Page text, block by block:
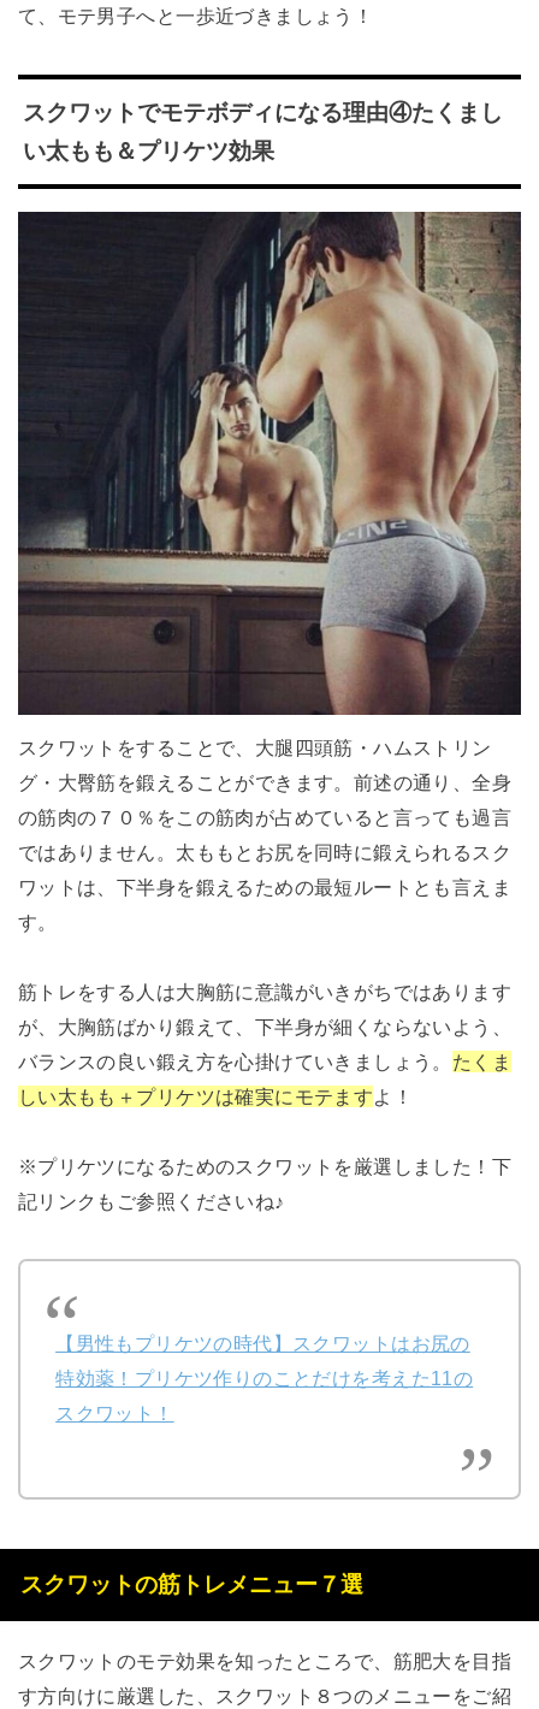
て、モテ男子へと一歩近づきましょう！
スクワットでモテボディになる理由④たくまし
い太もも＆プリケツ効果
スクワットをすることで、大腿四頭筋・ハムストリン
グ・大臀筋を鍛えることができます。前述の通り、全身
の筋肉の７０％をこの筋肉が占めていると言っても過言
ではありません。太ももとお尻を同時に鍛えられるスク
ワットは、下半身を鍛えるための最短ルートとも言えま
す。
筋トレをする人は大胸筋に意識がいきがちではあります
が、大胸筋ばかり鍛えて、下半身が細くならないよう、
バランスの良い鍛え方を心掛けていきましょう。 たくま
しい太もも＋プリケツは確実にモテますよ！
※プリケツになるためのスクワットを厳選しました！下
記リンクもご参照くださいね♪
【男性もプリケツの時代】スクワットはお尻の
特効薬！プリケツ作りのことだけを考えた11の
スクワット！
スクワットの筋トレメニュー７選
スクワットのモテ効果を知ったところで、筋肥大を目指
す方向けに厳選した、スクワット８つのメニューをご紹